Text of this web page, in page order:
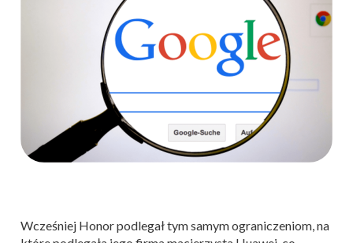
Wcześniej Honor podlegał tym samym ograniczeniom, na